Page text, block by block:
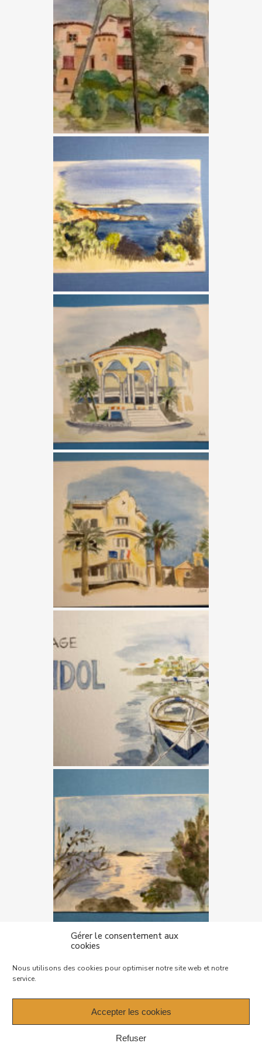
Gérer le consentement aux
cookies
Nous utilisons des cookies pour optimiser notre site web et notre
service.
Accepter les cookies
Refuser
confidentialité